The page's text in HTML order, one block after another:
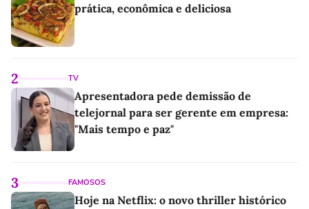
prática, econômica e deliciosa
2 TV
Apresentadora pede demissão de
telejornal para ser gerente em empresa:
"Mais tempo e paz"
3 FAMOSOS
Hoje na Netflix: o novo thriller histórico